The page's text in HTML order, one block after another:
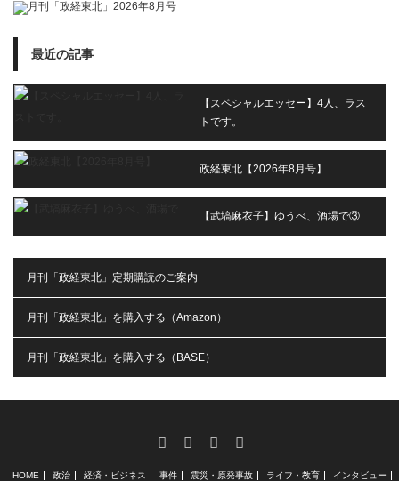
最近の記事
【スペシャルエッセー】4人、ラス
トです。
政経東北【2026年8月号】
【武塙麻衣子】ゆうべ、酒場で③
月刊「政経東北」定期購読のご案内
月刊「政経東北」を購入する（Amazon）
月刊「政経東北」を購入する（BASE）
FacebookInstagram
RSS
HOME 政治 経済・ビジネス 事件 震災・原発事故 ライフ・教育
インタビュー